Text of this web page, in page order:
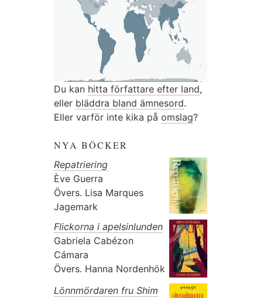
Du kan hitta författare efter land,
eller bläddra bland ämnesord.
Eller varför inte kika på omslag?
NYA BÖCKER
Repatriering
Ève Guerra
Övers. Lisa Marques
Jagemark
Flickorna i apelsinlunden
Gabriela Cabézon
Cámara
Övers. Hanna Nordenhök
Lönnmördaren fru Shim